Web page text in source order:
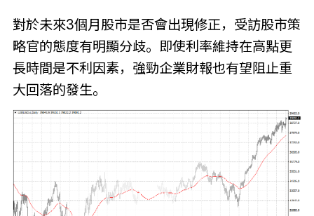
對於未來3個月股市是否會出現修正，受訪股市策
略官的態度有明顯分歧。即使利率維持在高點更
長時間是不利因素，強勁企業財報也有望阻止重
大回落的發生。